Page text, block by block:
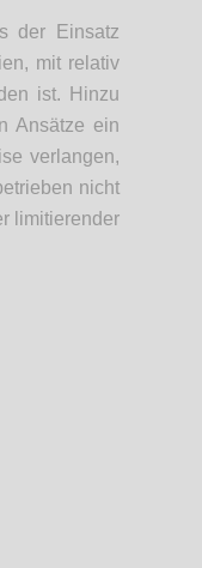
der Einsatz
mit relativ
ist. Hinzu
Ansätze ein
verlangen,
nicht
limitierender